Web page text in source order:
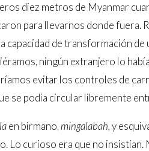
diez metros de Myanmar
para llevarnos donde fuera.
de transformación de
ningún extranjero lo
evitar los controles de
se podía circular libremente
en birmano, mingalabah,y
Lo curioso era que no insistían.